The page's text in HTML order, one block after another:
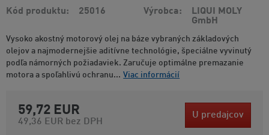
Kód produktu 25016 Výrobca
LIQUI MOLY
GmbH
Vysoko akostný motorový olej na báze vybraných základových
olejov a najmodernejšie aditívne technológie, špeciálne vyvinutý
podľa námorných požiadaviek. Zaručuje optimálne premazanie
motora a spoľahlivú ochranu... Viac informácií
59,72 EUR
49,36 EUR bez DPH
U predajcov